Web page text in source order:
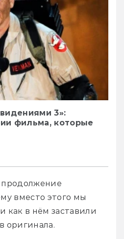
3»:
фильма, которые
продолжение
вместо этого мы
как в нём заставили
оригинала.